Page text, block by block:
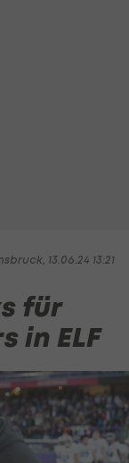
13.06.24 13:21
für
in ELF